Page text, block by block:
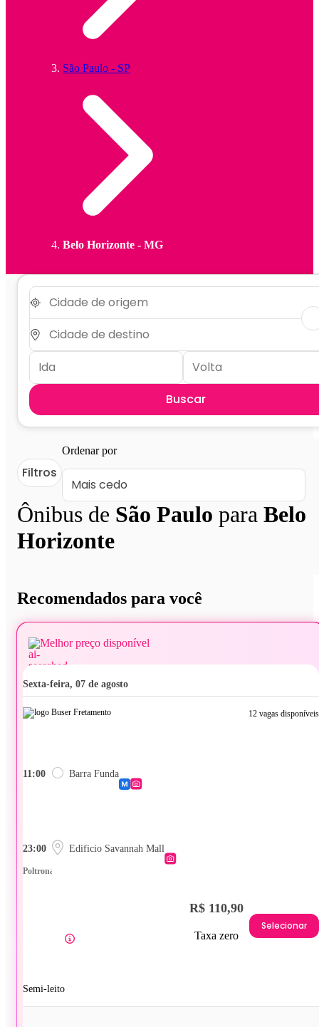
São Paulo - SP
Belo Horizonte - MG
Buscar
Ônibus de São Paulo para Belo
Horizonte
Filtros
Ordenar por
Recomendados para você
Melhor preço disponível
sexta-feira, 07 de agosto
12 vagas disponíveis
11:00 Barra Funda
23:00 Edificio Savannah Mall
Poltrona
Semi-leito
R$ 110,90
Taxa zero
Selecionar